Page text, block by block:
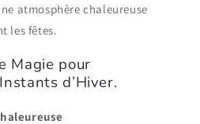
atmosphère chaleureuse
les fêtes.
Magie pour
d’Hiver.